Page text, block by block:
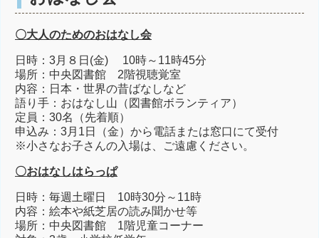
〇大人のためのおはなし会
日時：3月８日(金) 10時～11時45分
場所：中央図書館 2階視聴覚室
内容：日本・世界の昔ばなしなど
語り手：おはなし山（図書館ボランティア）
定員：30名（先着順）
申込み：3月1日（金）から電話または窓口にて受付
※小さなお子さんの入場は、ご遠慮ください。
〇おはなしはらっぱ
日時：毎週土曜日 10時30分～11時
内容：絵本や紙芝居の読み聞かせ等
場所：中央図書館 1階児童コーナー